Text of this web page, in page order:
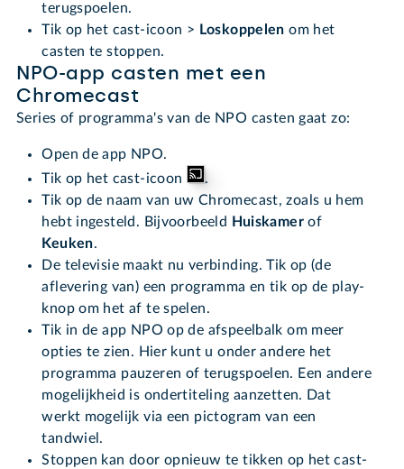
terugspoelen.
Tik op het cast-icoon > Loskoppelen om het
casten te stoppen.
NPO-app casten met een
Chromecast
Series of programma's van de NPO casten gaat zo:
Open de app NPO.
Tik op het cast-icoon
.
Tik op de naam van uw Chromecast, zoals u hem
hebt ingesteld. Bijvoorbeeld
Huiskamerof
Keuken.
De televisie maakt nu verbinding. Tik op (de
aflevering van) een programma en tik op de play-
knop om het af te spelen.
Tik in de app NPO op de afspeelbalk om meer
opties te zien. Hier kunt u onder andere het
programma pauzeren of terugspoelen. Een andere
mogelijkheid is ondertiteling aanzetten. Dat
werkt mogelijk via een pictogram van een
tandwiel.
Stoppen kan door opnieuw te tikken op het cast-